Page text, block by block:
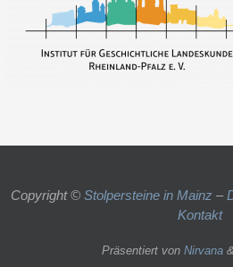
Copyright © Stolpersteine in Mainz –
Kontakt
Präsentiert von Nirvana&